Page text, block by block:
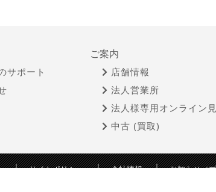
サポート
ご案内
店舗情報
法人営業所
法人様専用オンライン
中古 (買取)
サイトポリシー 会社情報 お知らせ（